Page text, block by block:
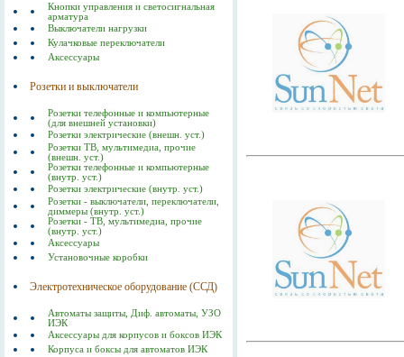
Кнопки управления и светосигнальная
арматура
Выключатели нагрузки
Кулачковые переключатели
Аксессуары
Розетки и выключатели
Розетки телефонные и компьютерные
(для внешней установки)
Розетки электрические (внешн. уст.)
Розетки ТВ, мультимедиа, прочие
(внешн. уст.)
Розетки телефонные и компьютерные
(внутр. уст.)
Розетки электрические (внутр. уст.)
Розетки - выключатели, переключатели,
диммеры (внутр. уст.)
Розетки - ТВ, мультимедиа, прочие
(внутр. уст.)
Аксессуары
Установочные коробки
Электротехническое оборудование (ССД)
Автоматы защиты, Диф. автоматы, УЗО
ИЭК
Аксессуары для корпусов и боксов ИЭК
Корпуса и боксы для автоматов ИЭК